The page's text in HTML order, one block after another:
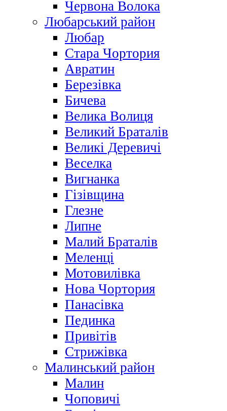
Червона Волока
Любарський район
Любар
Стара Чортория
Авратин
Березівка
Бичева
Велика Волиця
Великий Браталів
Великі Деревичі
Веселка
Вигнанка
Гізівщина
Глезне
Липне
Малий Браталів
Меленці
Мотовилівка
Нова Чортория
Панасівка
Пединка
Привітів
Стрижівка
Малинський район
Малин
Чоповичі